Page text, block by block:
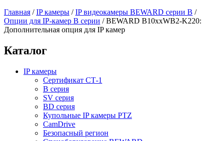
Главная /IP камеры /IP видеокамеры BEWARD серии B /
Опции для IP-камер B серии /BEWARD B10xxWB2-K220:
Дополнительная опция для IP камер
Каталог
IP камеры
Сертификат СТ-1
B серия
SV серия
BD серия
Купольные IP камеры PTZ
CamDrive
Безопасный регион